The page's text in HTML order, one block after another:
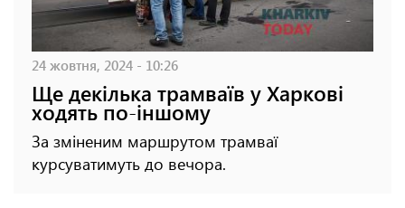
24 жовтня, 2024 - 10:26
Ще декілька трамваїв у Харкові
ходять по-іншому
За зміненим маршрутом трамваї
курсуватимуть до вечора.